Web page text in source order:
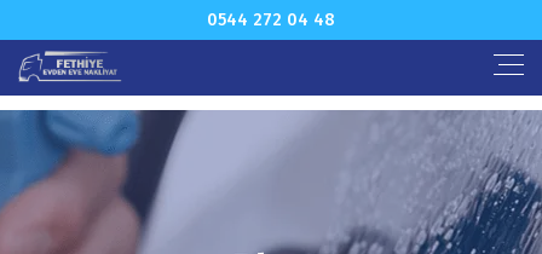
0544 272 04 48